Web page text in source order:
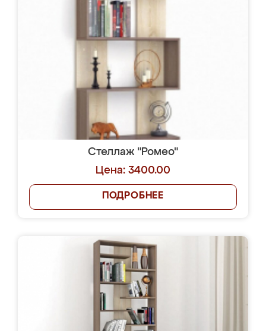
Стеллаж "Ромео"
Цена: 3400.00
ПОДРОБНЕЕ